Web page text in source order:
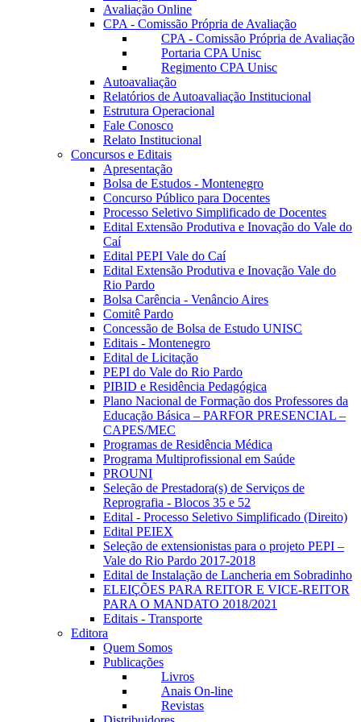
Avaliação Online
CPA - Comissão Própria de Avaliação
CPA - Comissão Própria de Avaliação
Portaria CPA Unisc
Regimento CPA Unisc
Autoavaliação
Relatórios de Autoavaliação Institucional
Estrutura Operacional
Fale Conosco
Relato Institucional
Concursos e Editais
Apresentação
Bolsa de Estudos - Montenegro
Concurso Público para Docentes
Processo Seletivo Simplificado de Docentes
Edital Extensão Produtiva e Inovação do Vale do
Caí
Edital PEPI Vale do Caí
Edital Extensão Produtiva e Inovação Vale do
Rio Pardo
Bolsa Carência - Venâncio Aires
Comitê Pardo
Concessão de Bolsa de Estudo UNISC
Editais - Montenegro
Edital de Licitação
PEPI do Vale do Rio Pardo
PIBID e Residência Pedagógica
Plano Nacional de Formação dos Professores da
Educação Básica – PARFOR PRESENCIAL –
CAPES/MEC
Programas de Residência Médica
Programa Multiprofissional em Saúde
PROUNI
Seleção de Prestadora(s) de Serviços de
Reprografia - Blocos 35 e 52
Edital - Processo Seletivo Simplificado (Direito)
Edital PEIEX
Seleção de extensionistas para o projeto PEPI –
Vale do Rio Pardo 2017-2018
Edital de Instalação de Lancheria em Sobradinho
ELEIÇÕES PARA REITOR E VICE-REITOR
PARA O MANDATO 2018/2021
Editais - Transporte
Editora
Quem Somos
Publicações
Livros
Anais On-line
Revistas